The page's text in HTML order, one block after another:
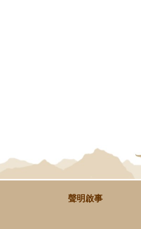
聲明啟事